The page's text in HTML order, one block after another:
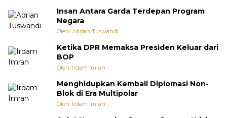
Insan Antara Garda Terdepan Program
Negara
Oleh: Adrian Tuswandi
Ketika DPR Memaksa Presiden Keluar dari
BOP
Oleh: Irdam Imran
Menghidupkan Kembali Diplomasi Non-
Blok di Era Multipolar
Oleh: Irdam Imran